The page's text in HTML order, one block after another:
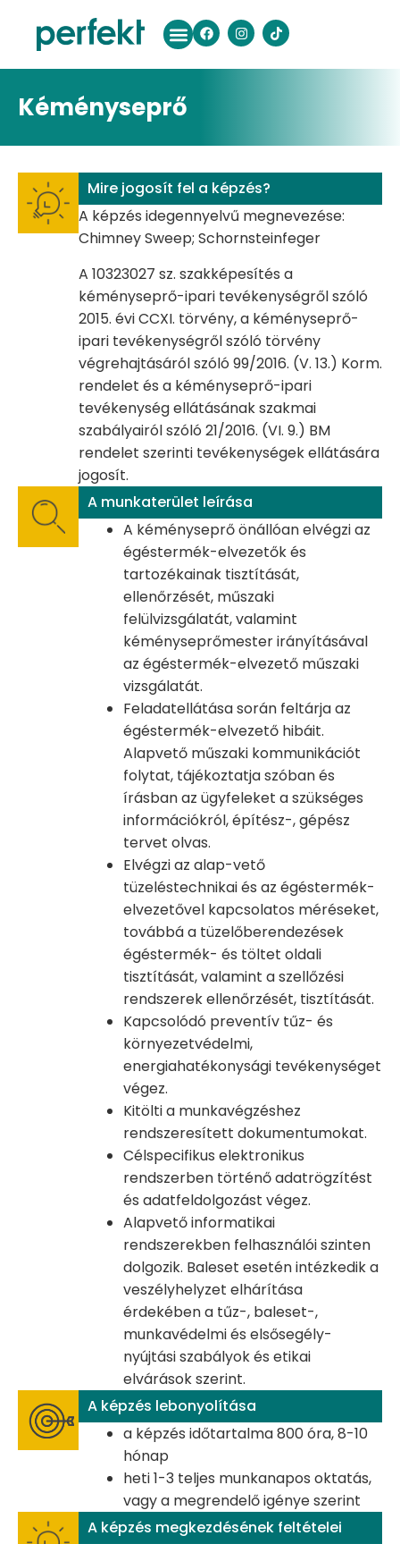
Kéményseprő
Mire jogosít fel a képzés?
A képzés idegennyelvű megnevezése:
Chimney Sweep; Schornsteinfeger
A 10323027 sz. szakképesítés a
kéményseprő-ipari tevékenységről szóló
2015. évi CCXI. törvény, a kéményseprő-
ipari tevékenységről szóló törvény
végrehajtásáról szóló 99/2016. (V. 13.) Korm.
rendelet és a kéményseprő-ipari
tevékenység ellátásának szakmai
szabályairól szóló 21/2016. (VI. 9.) BM
rendelet szerinti tevékenységek ellátására
jogosít.
A munkaterület leírása
A kéményseprő önállóan elvégzi az
égéstermék-elvezetők és
tartozékainak tisztítását,
ellenőrzését, műszaki
felülvizsgálatát, valamint
kéményseprőmester irányításával
az égéstermék-elvezető műszaki
vizsgálatát.
Feladatellátása során feltárja az
égéstermék-elvezető hibáit.
Alapvető műszaki kommunikációt
folytat, tájékoztatja szóban és
írásban az ügyfeleket a szükséges
információkról, építész-, gépész
tervet olvas.
Elvégzi az alap-vető
tüzeléstechnikai és az égéstermék-
elvezetővel kapcsolatos méréseket,
továbbá a tüzelőberendezések
égéstermék- és töltet oldali
tisztítását, valamint a szellőzési
rendszerek ellenőrzését, tisztítását.
Kapcsolódó preventív tűz- és
környezetvédelmi,
energiahatékonysági tevékenységet
végez.
Kitölti a munkavégzéshez
rendszeresített dokumentumokat.
Célspecifikus elektronikus
rendszerben történő adatrögzítést
és adatfeldolgozást végez.
Alapvető informatikai
rendszerekben felhasználói szinten
dolgozik. Baleset esetén intézkedik a
veszélyhelyzet elhárítása
érdekében a tűz-, baleset-,
munkavédelmi és elsősegély-
nyújtási szabályok és etikai
elvárások szerint.
A képzés lebonyolítása
a képzés időtartalma 800 óra, 8-10
hónap
heti 1-3 teljes munkanapos oktatás,
vagy a megrendelő igénye szerint
A képzés megkezdésének feltételei